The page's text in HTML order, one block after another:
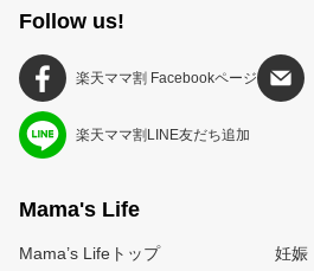
Follow us!
楽天ママ割 Facebookページ
楽天ママ割LINE友だち追加
Mama's Life
Mama’s Lifeトップ
妊娠